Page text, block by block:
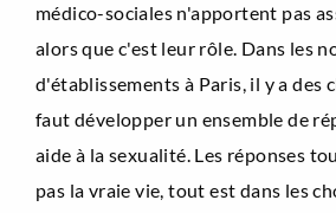
médico-sociales n'apportent pas
alors que c'est leur rôle. Dans les
d'établissements à Paris, il y a des
faut développer un ensemble de
aide à la sexualité. Les réponses
pas la vraie vie, tout est dans les